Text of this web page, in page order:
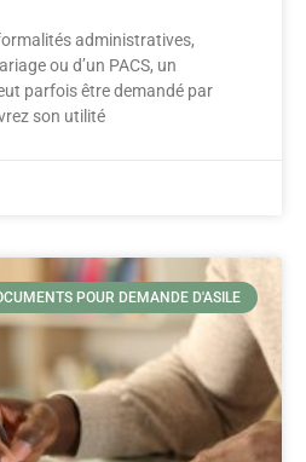
administratives,
ou d’un PACS, un
parfois être demandé par
son utilité
POUR DEMANDE D'ASILE